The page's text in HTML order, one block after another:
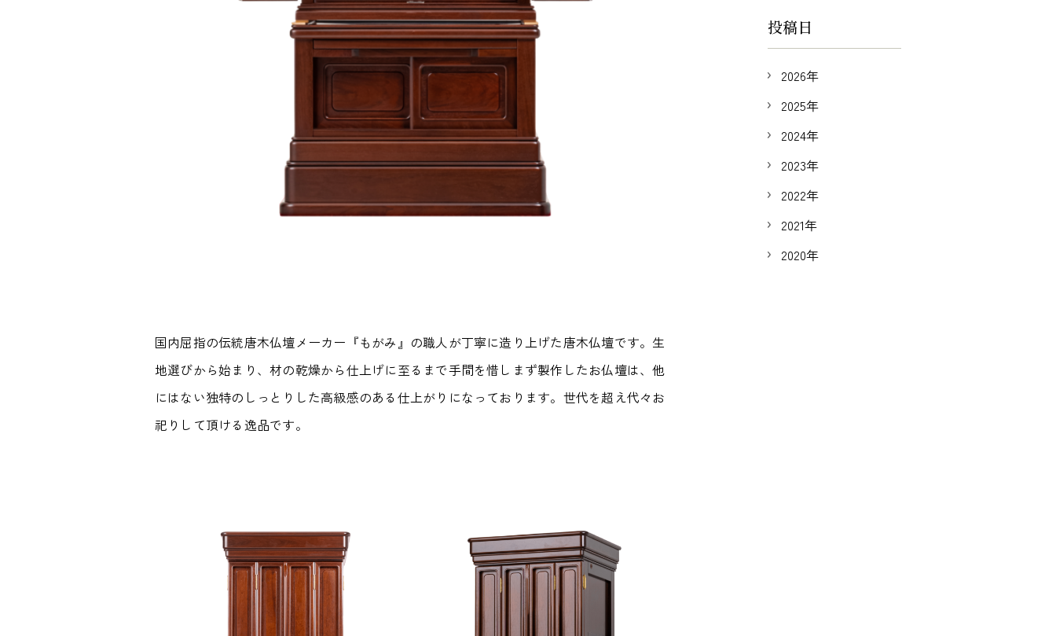
国内屈指の伝統唐木仏壇メーカー『もがみ』の職人が丁寧に造り上げた唐木仏壇です。生
地選びから始まり、材の乾燥から仕上げに至るまで手間を惜しまず製作したお仏壇は、他
にはない独特のしっとりした高級感のある仕上がりになっております。世代を超え代々お
祀りして頂ける逸品です。
投稿日
2026年
2025年
2024年
2023年
2022年
2021年
2020年